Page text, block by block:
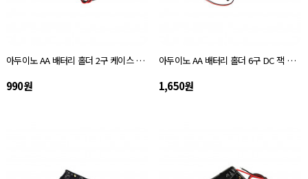
아두이노 AA 배터리 홀더 2구 케이스 타입
990원
아두이노 AA 배터리 홀더 6구 DC 잭 타입
1,650원